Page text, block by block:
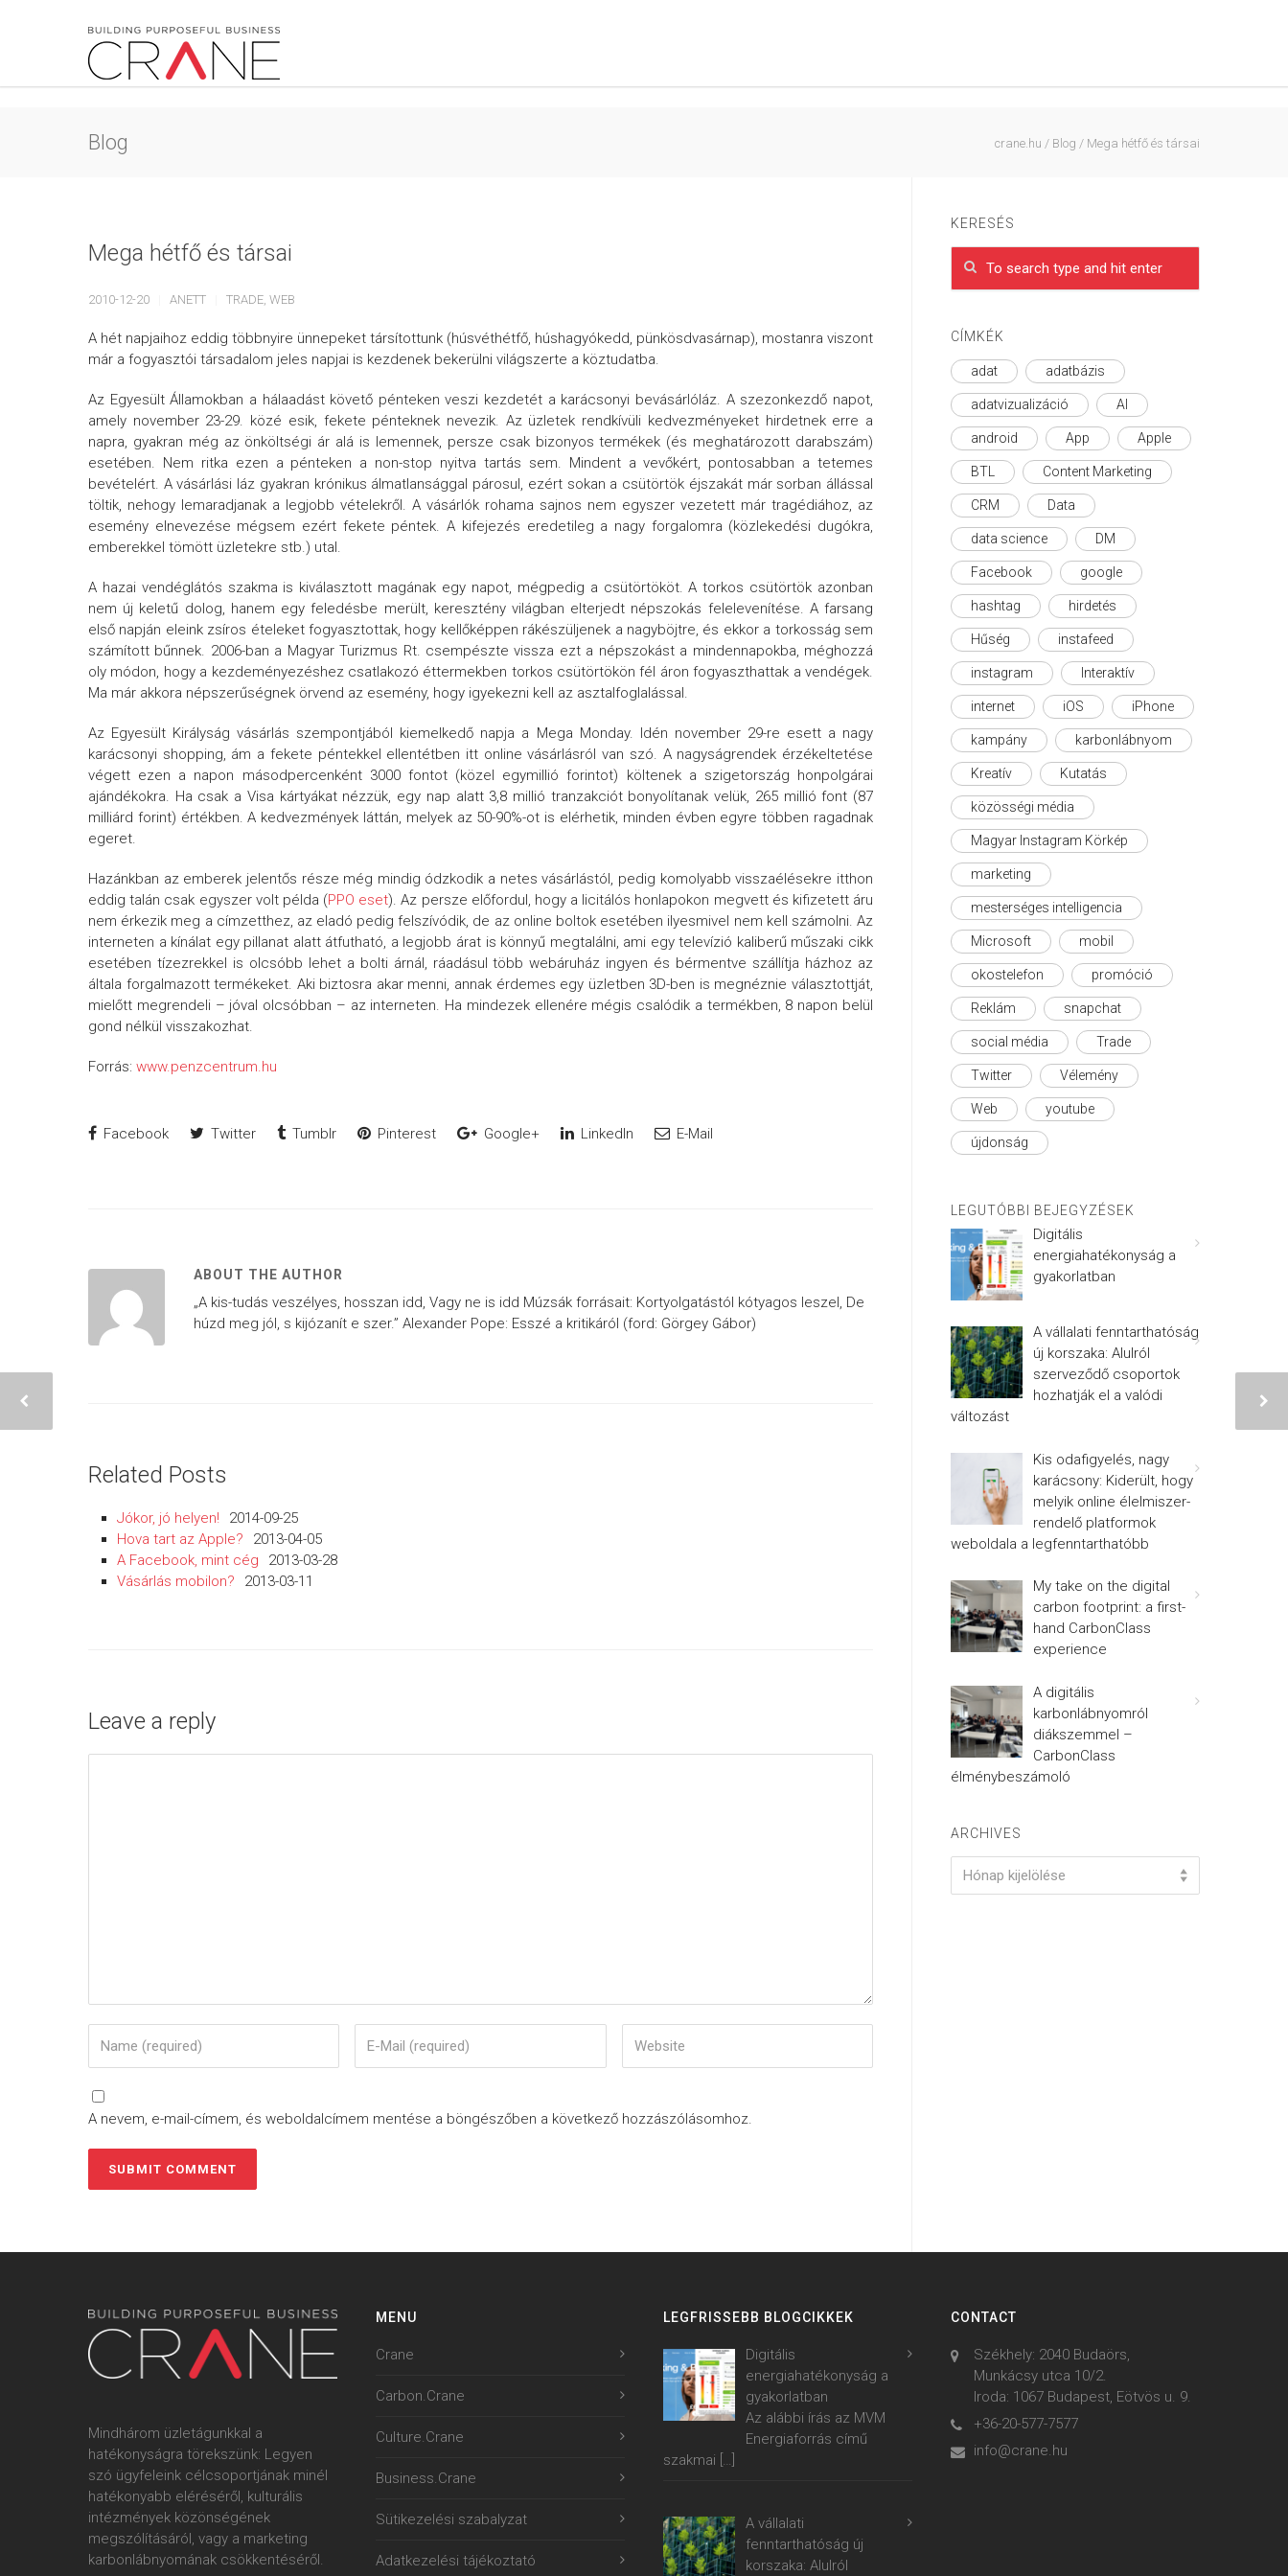
Blog crane.hu / Blog / Mega hétfő és társai
Mega hétfő és társai
2010-12-20 ANETT TRADE, WEB
A hét napjaihoz eddig többnyire ünnepeket társítottunk (húsvéthétfő, húshagyókedd, pünkösdvasárnap), mostanra viszont
már a fogyasztói társadalom jeles napjai is kezdenek bekerülni világszerte a köztudatba.
Az Egyesült Államokban a hálaadást követő pénteken veszi kezdetét a karácsonyi bevásárlóláz. A szezonkezdő napot,
amely november 23-29. közé esik, fekete pénteknek nevezik. Az üzletek rendkívüli kedvezményeket hirdetnek erre a
napra, gyakran még az önköltségi ár alá is lemennek, persze csak bizonyos termékek (és meghatározott darabszám)
esetében. Nem ritka ezen a pénteken a non-stop nyitva tartás sem. Mindent a vevőkért, pontosabban a tetemes
bevételért. A vásárlási láz gyakran krónikus álmatlansággal párosul, ezért sokan a csütörtök éjszakát már sorban állással
töltik, nehogy lemaradjanak a legjobb vételekről. A vásárlók rohama sajnos nem egyszer vezetett már tragédiához, az
esemény elnevezése mégsem ezért fekete péntek. A kifejezés eredetileg a nagy forgalomra (közlekedési dugókra,
emberekkel tömött üzletekre stb.) utal.
A hazai vendéglátós szakma is kiválasztott magának egy napot, mégpedig a csütörtököt. A torkos csütörtök azonban
nem új keletű dolog, hanem egy feledésbe merült, keresztény világban elterjedt népszokás felelevenítése. A farsang
első napján eleink zsíros ételeket fogyasztottak, hogy kellőképpen rákészüljenek a nagyböjtre, és ekkor a torkosság sem
számított bűnnek. 2006-ban a Magyar Turizmus Rt. csempészte vissza ezt a népszokást a mindennapokba, méghozzá
oly módon, hogy a kezdeményezéshez csatlakozó éttermekben torkos csütörtökön fél áron fogyaszthattak a vendégek.
Ma már akkora népszerűségnek örvend az esemény, hogy igyekezni kell az asztalfoglalással.
Az Egyesült Királyság vásárlás szempontjából kiemelkedő napja a Mega Monday. Idén november 29-re esett a nagy
karácsonyi shopping, ám a fekete péntekkel ellentétben itt online vásárlásról van szó. A nagyságrendek érzékeltetése
végett ezen a napon másodpercenként 3000 fontot (közel egymillió forintot) költenek a szigetország honpolgárai
ajándékokra. Ha csak a Visa kártyákat nézzük, egy nap alatt 3,8 millió tranzakciót bonyolítanak velük, 265 millió font (87
milliárd forint) értékben. A kedvezmények láttán, melyek az 50-90%-ot is elérhetik, minden évben egyre többen ragadnak
egeret.
Hazánkban az emberek jelentős része még mindig ódzkodik a netes vásárlástól, pedig komolyabb visszaélésekre itthon
eddig talán csak egyszer volt példa (PPO eset). Az persze előfordul, hogy a licitálós honlapokon megvett és kifizetett áru
nem érkezik meg a címzetthez, az eladó pedig felszívódik, de az online boltok esetében ilyesmivel nem kell számolni. Az
interneten a kínálat egy pillanat alatt átfutható, a legjobb árat is könnyű megtalálni, ami egy televízió kaliberű műszaki cikk
esetében tízezrekkel is olcsóbb lehet a bolti árnál, ráadásul több webáruház ingyen és bérmentve szállítja házhoz az
általa forgalmazott termékeket. Aki biztosra akar menni, annak érdemes egy üzletben 3D-ben is megnéznie választottját,
mielőtt megrendeli – jóval olcsóbban – az interneten. Ha mindezek ellenére mégis csalódik a termékben, 8 napon belül
gond nélkül visszakozhat.
Forrás: www.penzcentrum.hu
Facebook Twitter Tumblr Pinterest Google+ LinkedIn E-Mail
ABOUT THE AUTHOR
„A kis-tudás veszélyes, hosszan idd, Vagy ne is idd Múzsák forrásait: Kortyolgatástól kótyagos leszel, De
húzd meg jól, s kijózanít e szer.” Alexander Pope: Esszé a kritikáról (ford: Görgey Gábor)
Related Posts
Jókor, jó helyen!
2014-09-25
Hova tart az Apple?
2013-04-05
A Facebook, mint cég
2013-03-28
Vásárlás mobilon?
2013-03-11
Leave a reply
A nevem, e-mail-címem, és weboldalcímem mentése a böngészőben a következő hozzászólásomhoz.
KERESÉS
CÍMKÉK
adat adatbázis
adatvizualizáció AI
android App Apple
BTL Content Marketing
CRM Data
data science DM
Facebook google
hashtag hirdetés
Hűség instafeed
instagram Interaktív
internet iOS iPhone
kampány karbonlábnyom
Kreatív Kutatás
közösségi média
Magyar Instagram Körkép
marketing
mesterséges intelligencia
Microsoft mobil
okostelefon promóció
Reklám snapchat
social média Trade
Twitter Vélemény
Web youtube
újdonság
LEGUTÓBBI BEJEGYZÉSEK
Digitális
energiahatékonyság a
gyakorlatban
A vállalati fenntarthatóság
új korszaka: Alulról
szerveződő csoportok
hozhatják el a valódi
változást
Kis odafigyelés, nagy
karácsony: Kiderült, hogy
melyik online élelmiszer-
rendelő platformok
weboldala a legfenntarthatóbb
My take on the digital
carbon footprint: a first-
hand CarbonClass
experience
A digitális
karbonlábnyomról
diákszemmel –
CarbonClass
élménybeszámoló
ARCHIVES
Hónap kijelölése
Mindhárom üzletágunkkal a
hatékonyságra törekszünk: Legyen
szó ügyfeleink célcsoportjának minél
hatékonyabb eléréséről, kulturális
intézmények közönségének
megszólításáról, vagy a marketing
karbonlábnyomának csökkentéséről.
MENU
Crane
Carbon.Crane
Culture.Crane
Business.Crane
Sütikezelési szabalyzat
Adatkezelési tájékoztató
LEGFRISSEBB BLOGCIKKEK
Digitális
energiahatékonyság a
gyakorlatban
Az alábbi írás az MVM
Energiaforrás című
szakmai […]
A vállalati
fenntarthatóság új
korszaka: Alulról
CONTACT
Székhely: 2040 Budaörs,
Munkácsy utca 10/2.
Iroda: 1067 Budapest, Eötvös u. 9.
+36-20-577-7577
info@crane.hu